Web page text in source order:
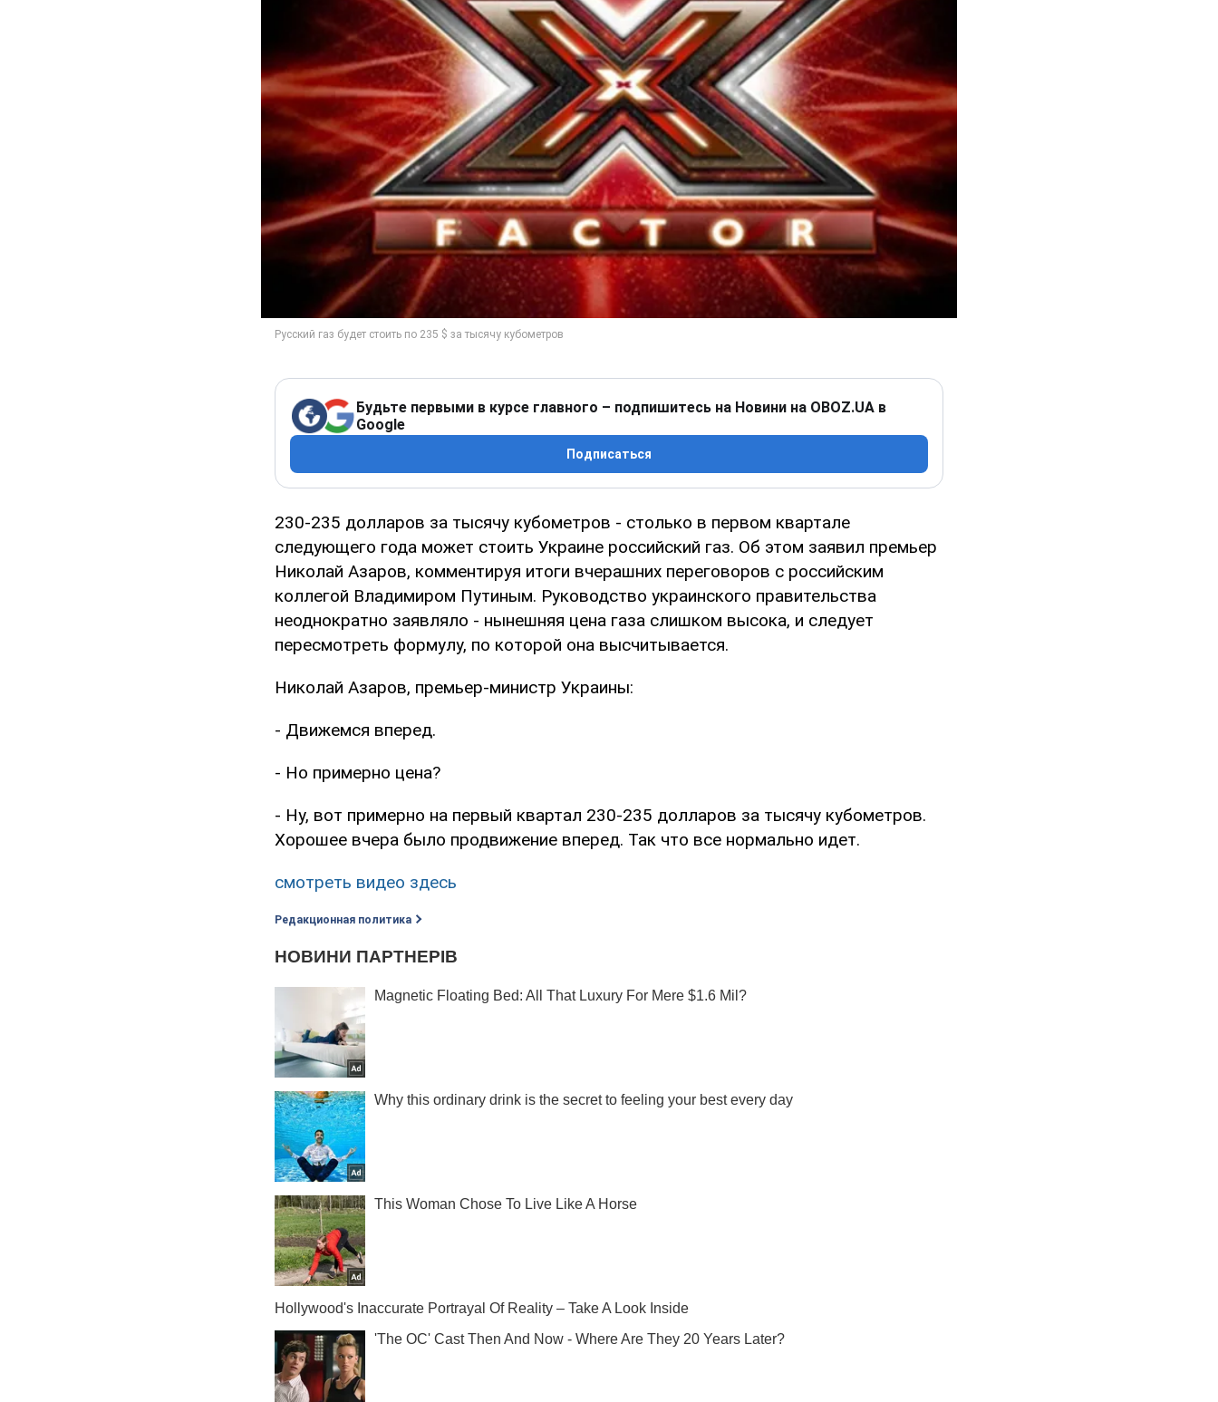
Будьте первыми в курсе главного – подпишитесь на Новини на OBOZ.UA в
Google
Подписаться
230-235 долларов за тысячу кубометров - столько в первом квартале
следующего года может стоить Украине российский газ. Об этом заявил премьер
Николай Азаров, комментируя итоги вчерашних переговоров с российским
коллегой Владимиром Путиным. Руководство украинского правительства
неоднократно заявляло - нынешняя цена газа слишком высока, и следует
пересмотреть формулу, по которой она высчитывается.
Николай Азаров, премьер-министр Украины:
- Движемся вперед.
- Но примерно цена?
- Ну, вот примерно на первый квартал 230-235 долларов за тысячу кубометров.
Хорошее вчера было продвижение вперед. Так что все нормально идет.
смотреть видео здесь
Редакционная политика